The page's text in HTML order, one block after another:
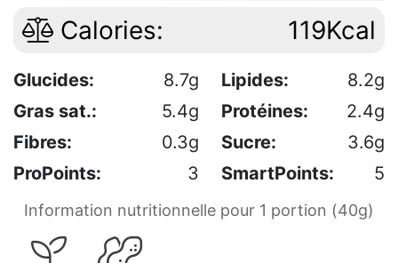
Calories: 119Kcal
Glucides: 8.7g Lipides:
8.2g
Gras sat.:
5.4g Protéines:
2.4g
Fibres:
0.3g Sucre:
3.6g
ProPoints:
3 SmartPoints: 5
Information nutritionnelle pour 1 portion (40g)